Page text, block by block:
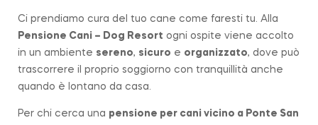
Ci prendiamo cura del tuo cane come faresti tu. Alla
Pensione Cani – Dog Resort ogni ospite viene accolto
in un ambiente sereno, sicuro e organizzato, dove può
trascorrere il proprio soggiorno con tranquillità anche
quando è lontano da casa.
Per chi cerca una pensione per cani vicino a Ponte San